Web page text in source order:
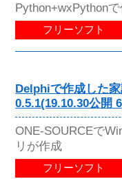
Python+wxPython
フリーソフト
Delphiで作成した
0.5.1(19.10.30公開
ONE-SOURCEで
リが作成
フリーソフト